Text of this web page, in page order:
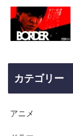
カテゴリー
アニメ